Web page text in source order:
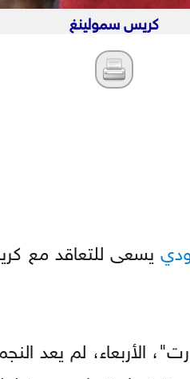
كريس سمولينغ
يسعى للتعاقد مع
الأربعاء، لم يعد